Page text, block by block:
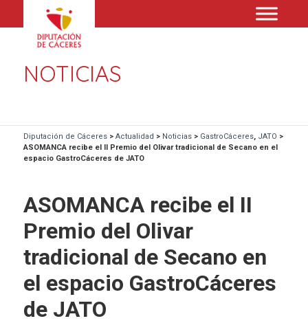
NOTICIAS
Diputación de Cáceres> Actualidad > Noticias> GastroCáceres, JATO >
ASOMANCA recibe el II Premio del Olivar tradicional de Secano en el
espacio GastroCáceres de JATO
ASOMANCA recibe el II
Premio del Olivar
tradicional de Secano en
el espacio GastroCáceres
de JATO